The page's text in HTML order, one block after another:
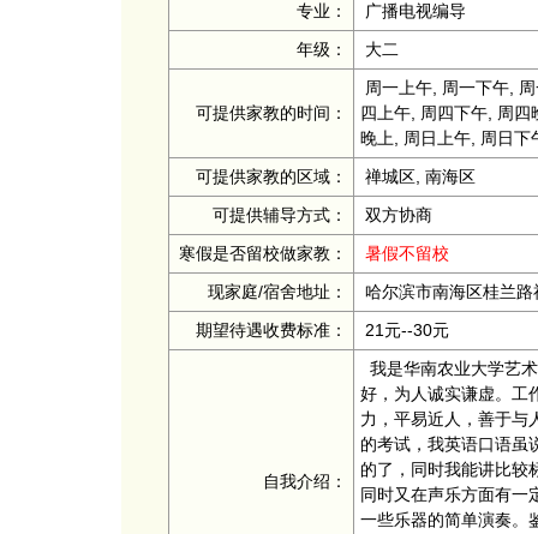
专业：
广播电视编导
年级：
大二
可提供家教的时间：
周一上午, 周一下午,
四上午, 周四下午, 周
晚上, 周日上午, 周日下
可提供家教的区域：
禅城区, 南海区
可提供辅导方式：
双方协商
寒假是否留校做家教：
暑假不留校
现家庭/宿舍地址：
哈尔滨市南海区桂兰路
期望待遇收费标准：
21元--30元
自我介绍：
我是华南农业大学艺
好，为人诚实谦虚。工
力，平易近人，善于与
的考试，我英语口语虽
的了，同时我能讲比较
同时又在声乐方面有一
一些乐器的简单演奏。